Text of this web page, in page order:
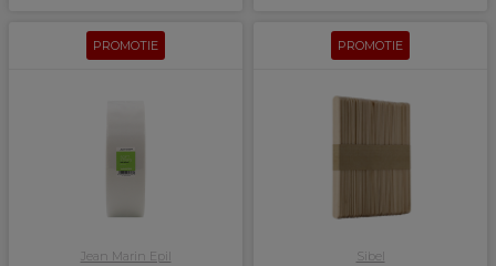
PROMOTIE
Jean Marin Epil
PROMOTIE
Sibel